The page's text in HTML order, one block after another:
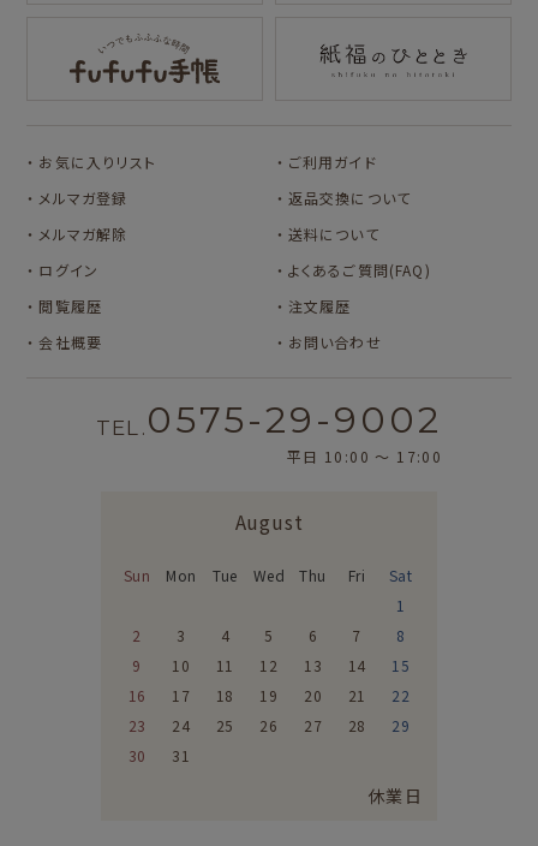
サンリオキャラクタ
ーズ
コラボ別
TEA STAND
お気に入りリスト
メルマガ登録
メルマガ解除
ログイン
ご利用ガイド
返品交換について
送料について
よくあるご質問(FAQ)
閲覧履歴
注文履歴
会社概要
お問い合わせ
TEL. 0575-29-9002
平日 10:00 〜 17:00
August
Sun Mon Tue Wed Thu Fri
Sat
1
2
3 4 5 6 7
8
9
10 11 12 13 14
15
16
17 18 19 20 21
22
23
24 25 26 27 28
29
30
31
休業日